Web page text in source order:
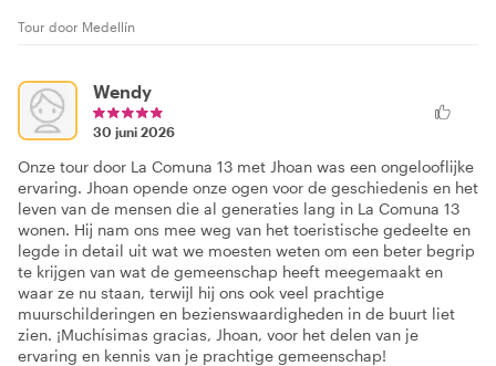
Tour door Medellín
Wendy
30 juni 2026
Onze tour door La Comuna 13 met Jhoan was een ongelooflijke
ervaring. Jhoan opende onze ogen voor de geschiedenis en het
leven van de mensen die al generaties lang in La Comuna 13
wonen. Hij nam ons mee weg van het toeristische gedeelte en
legde in detail uit wat we moesten weten om een beter begrip
te krijgen van wat de gemeenschap heeft meegemaakt en
waar ze nu staan, terwijl hij ons ook veel prachtige
muurschilderingen en bezienswaardigheden in de buurt liet
zien. ¡Muchísimas gracias, Jhoan, voor het delen van je
ervaring en kennis van je prachtige gemeenschap!